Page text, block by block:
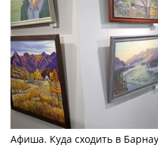
Афиша. Куда сходить в